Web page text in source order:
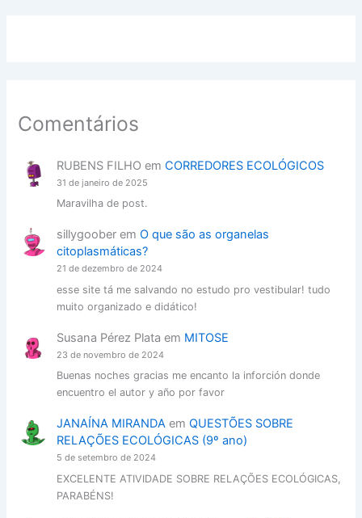
Comentários
RUBENS FILHO em CORREDORES ECOLÓGICOS
31 de janeiro de 2025
Maravilha de post.
sillygooberem O que são as organelas
citoplasmáticas?
21 de dezembro de 2024
esse site tá me salvando no estudo pro vestibular! tudo
muito organizado e didático!
Susana Pérez Plata em MITOSE
23 de novembro de 2024
Buenas noches gracias me encanto la inforción donde
encuentro el autor y año por favor
JANAÍNA MIRANDAem QUESTÕES SOBRE
RELAÇÕES ECOLÓGICAS (9º ano)
5 de setembro de 2024
EXCELENTE ATIVIDADE SOBRE RELAÇÕES ECOLÓGICAS,
PARABÉNS!